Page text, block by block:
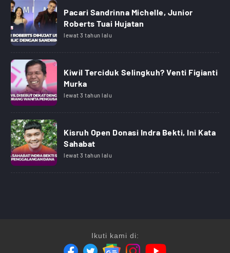
Pacari Sandrinna Michelle, Junior
Roberts Tuai Hujatan
lewat 3 tahun lalu
Kiwil Terciduk Selingkuh? Venti Figianti
Murka
lewat 3 tahun lalu
Kisruh Open Donasi Indra Bekti, Ini Kata
Sahabat
lewat 3 tahun lalu
Ikuti kami di: